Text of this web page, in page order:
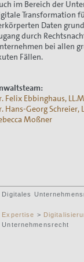
im Bereich der
Transformation
Daten
durch
bei allen
Fällen.
Felix Ebbinghaus,
Hans-Georg Schreier,
Moßner
Digitales
Expertise >
Unternehmensrecht